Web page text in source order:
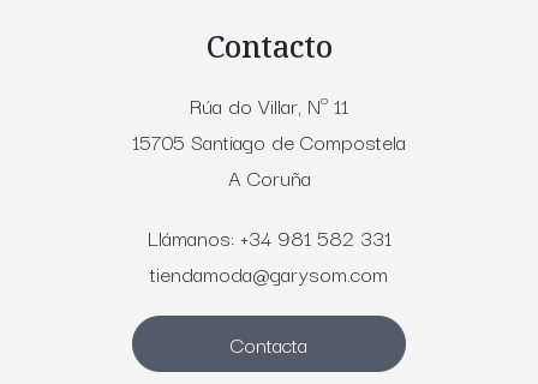
Contacto
Rúa do Villar, Nº 11
15705 Santiago de Compostela
A Coruña
Llámanos: +34 981 582 331
tiendamoda@garysom.com
Contacta